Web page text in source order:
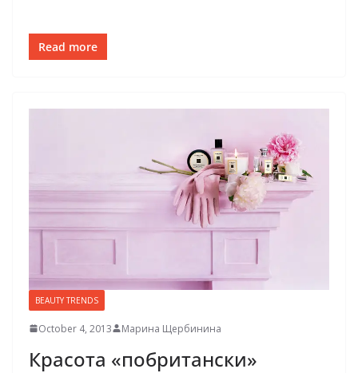
Read more
BEAUTY TRENDS
October 4, 2013 Марина Щербинина
Красота «по­британски»